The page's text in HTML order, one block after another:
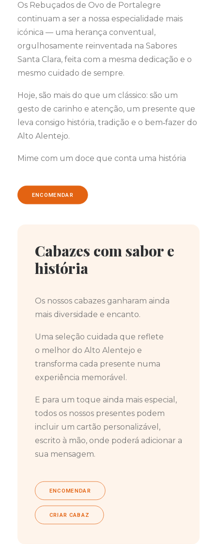
Os Rebuçados de Ovo de Portalegre
continuam a ser a nossa especialidade mais
icónica — uma herança conventual,
orgulhosamente reinventada na Sabores
Santa Clara, feita com a mesma dedicação e o
mesmo cuidado de sempre.
Hoje, são mais do que um clássico: são um
gesto de carinho e atenção, um presente que
leva consigo história, tradição e o bem‑fazer do
Alto Alentejo.
Mime com um doce que conta uma história
ENCOMENDAR
Cabazes com sabor e
história
Os nossos cabazes ganharam ainda
mais diversidade e encanto.
Uma seleção cuidada que reflete
o melhor do Alto Alentejo e
transforma cada presente numa
experiência memorável.
E para um toque ainda mais especial,
todos os nossos presentes podem
incluir um cartão personalizável,
escrito à mão, onde poderá adicionar a
sua mensagem.
ENCOMENDAR
CRIAR CABAZ